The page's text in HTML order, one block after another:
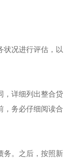
状况进行评估，以
，详细列出整合贷
，务必仔细阅读合
务。之后，按照新